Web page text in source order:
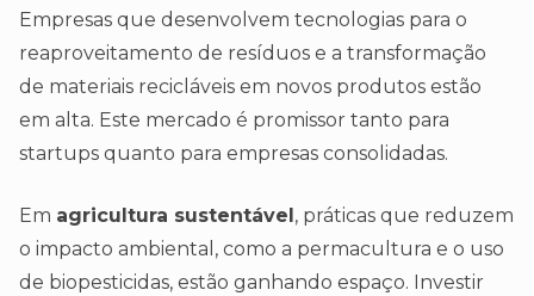
Empresas que desenvolvem tecnologias para o
reaproveitamento de resíduos e a transformação
de materiais recicláveis em novos produtos estão
em alta. Este mercado é promissor tanto para
startups quanto para empresas consolidadas.
Em agricultura sustentável , práticas que reduzem
o impacto ambiental, como a permacultura e o uso
de biopesticidas, estão ganhando espaço. Investir